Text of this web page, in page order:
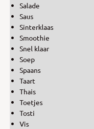
Salade
Saus
Sinterklaas
Smoothie
Snel klaar
Soep
Spaans
Taart
Thais
Toetjes
Tosti
Vis